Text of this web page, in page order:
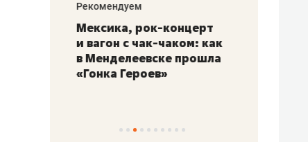
Рекомендуем
Мексика, рок-концерт
и вагон с чак-чаком: как
в Менделеевске прошла
«Гонка Героев»